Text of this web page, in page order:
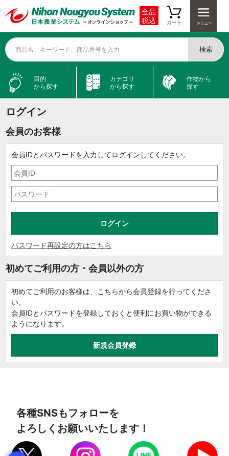
全品
税込
カート
商品名、キーワード、商品番号を入力 検索
目的
から探す
カテゴリ
から探す
作物から
探す
ログイン
会員のお客様
会員IDとパスワードを入力してログインしてください。
パスワード再設定の方はこちら
初めてご利用の方・会員以外の方
初めてご利用のお客様は、こちらから会員登録を行ってくださ
い。
会員IDとパスワードを登録しておくと便利にお買い物ができる
ようになります。
各種SNSもフォローを
よろしくお願いいたします！